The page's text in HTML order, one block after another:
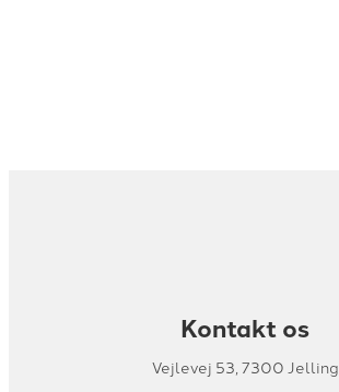
Kontakt os
Vejlevej 53, 7300 Jelling